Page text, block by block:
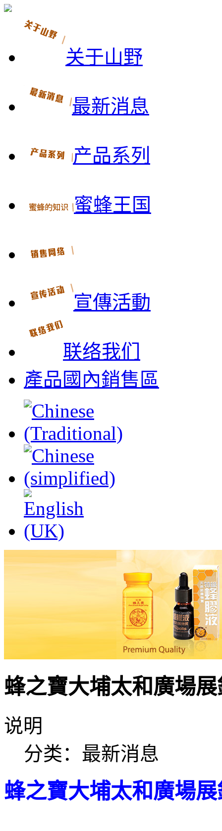
关于山野
最新消息
产品系列
蜜蜂王国
宣傳活動
联络我们
產品國內銷售區
蜂之寶大埔太和廣場
说明
分类： 最新消息
蜂之寶大埔太和廣場展